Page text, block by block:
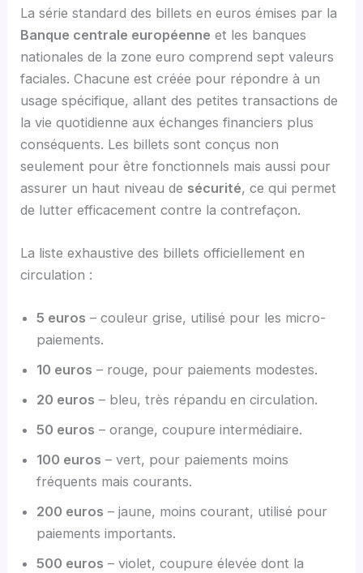
La série standard des billets en euros émises par la
Banque centrale européenne et les banques
nationales de la zone euro comprend sept valeurs
faciales. Chacune est créée pour répondre à un
usage spécifique, allant des petites transactions de
la vie quotidienne aux échanges financiers plus
conséquents. Les billets sont conçus non
seulement pour être fonctionnels mais aussi pour
assurer un haut niveau de sécurité, ce qui permet
de lutter efficacement contre la contrefaçon.
La liste exhaustive des billets officiellement en
circulation :
5 euros – couleur grise, utilisé pour les micro-
paiements.
10 euros – rouge, pour paiements modestes.
20 euros – bleu, très répandu en circulation.
50 euros – orange, coupure intermédiaire.
100 euros – vert, pour paiements moins
fréquents mais courants.
200 euros – jaune, moins courant, utilisé pour
paiements importants.
500 euros – violet, coupure élevée dont la